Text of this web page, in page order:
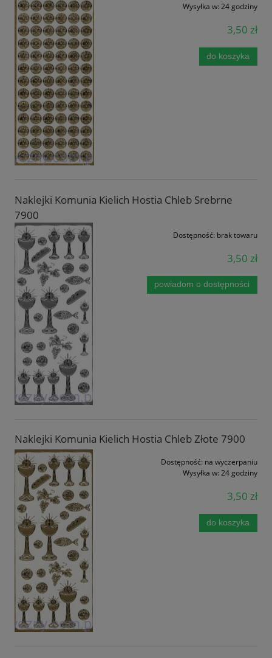
Wysyłka w: 24 godziny
3,50 zł
do koszyka
Naklejki Komunia Kielich Hostia Chleb Srebrne
7900
Dostępność: brak towaru
3,50 zł
powiadom o dostępności
Naklejki Komunia Kielich Hostia Chleb Złote 7900
Dostępność: na wyczerpaniu
Wysyłka w: 24 godziny
3,50 zł
do koszyka